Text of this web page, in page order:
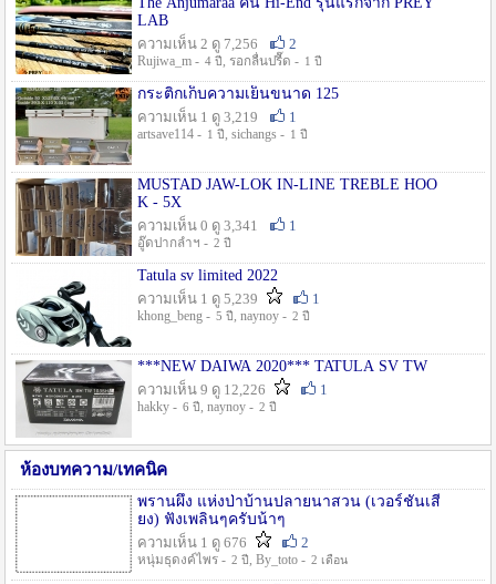
LAB
ความเห็น 2 ดู 7,256
2
Rujiwa_m - 4 ปี , รอกลื่นปรื๊ด - 1 ปี
กระติกเก็บความเย็นขนาด 125
ความเห็น 1 ดู 3,219
1
artsave114 - 1 ปี , sichangs - 1 ปี
MUSTAD JAW-LOK IN-LINE TREBLE HOO
K - 5X
ความเห็น 0 ดู 3,341
1
อู๊ดปากลำฯ - 2 ปี
Tatula sv limited 2022
ความเห็น 1 ดู 5,239
1
khong_beng - 5 ปี , naynoy - 2 ปี
***NEW DAIWA 2020*** TATULA SV TW
ความเห็น 9 ดู 12,226
1
hakky - 6 ปี , naynoy - 2 ปี
ห้องบทความ/เทคนิค
พรานผึ้ง แห่งป่าบ้านปลายนาสวน (เวอร์ชั่นเสี
ยง) ฟังเพลินๆครับน้าๆ
ความเห็น 1 ดู 676
2
หนุ่มธุดงค์ไพร - 2 ปี , By_toto - 2 เดือน